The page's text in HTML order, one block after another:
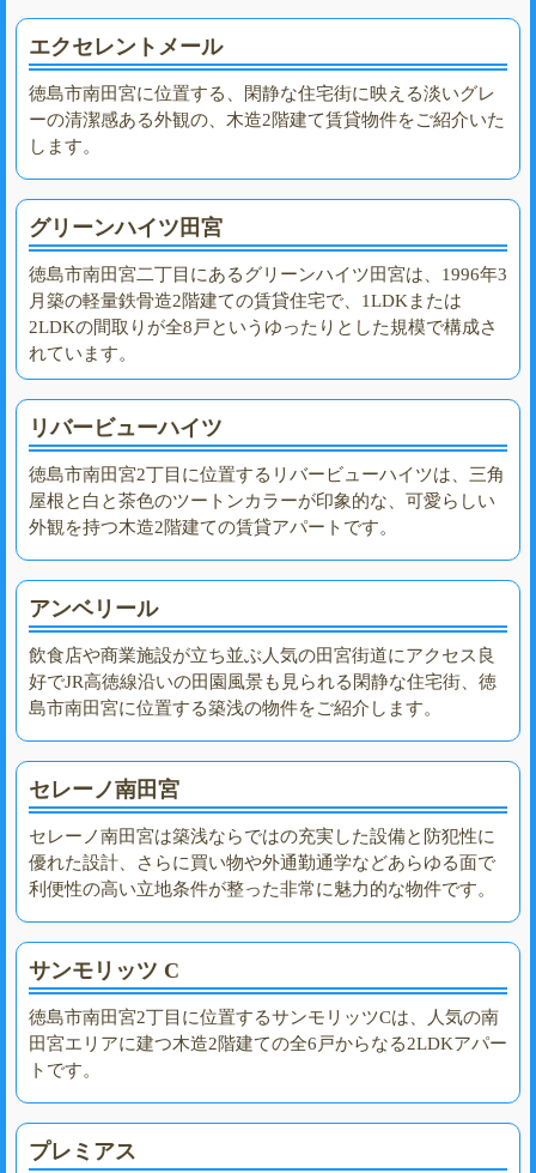
エクセレントメール
徳島市南田宮に位置する、閑静な住宅街に映える淡いグレ
ーの清潔感ある外観の、木造2階建て賃貸物件をご紹介いた
します。
グリーンハイツ田宮
徳島市南田宮二丁目にあるグリーンハイツ田宮は、1996年3
月築の軽量鉄骨造2階建ての賃貸住宅で、1LDKまたは
2LDKの間取りが全8戸というゆったりとした規模で構成さ
れています。
リバービューハイツ
徳島市南田宮2丁目に位置するリバービューハイツは、三角
屋根と白と茶色のツートンカラーが印象的な、可愛らしい
外観を持つ木造2階建ての賃貸アパートです。
アンベリール
飲食店や商業施設が立ち並ぶ人気の田宮街道にアクセス良
好でJR高徳線沿いの田園風景も見られる閑静な住宅街、徳
島市南田宮に位置する築浅の物件をご紹介します。
セレーノ南田宮
セレーノ南田宮は築浅ならではの充実した設備と防犯性に
優れた設計、さらに買い物や外通勤通学などあらゆる面で
利便性の高い立地条件が整った非常に魅力的な物件です。
サンモリッツ C
徳島市南田宮2丁目に位置するサンモリッツCは、人気の南
田宮エリアに建つ木造2階建ての全6戸からなる2LDKアパー
トです。
プレミアス